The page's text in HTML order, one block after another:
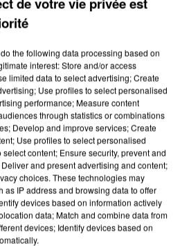
DE LA DZ MAFIA
do the following data processing based on
interest: Store and/or access
limited data to select advertising; Create
Use profiles to select personalised
performance; Measure content
through statistics or combinations
Develop and improve services; Create
Use profiles to select personalised
content; Ensure security, prevent and
and present advertising and content;
choices. These technologies may
as IP address and browsing data to offer
devices based on information actively
data; Match and combine data from
devices; Identify devices based on